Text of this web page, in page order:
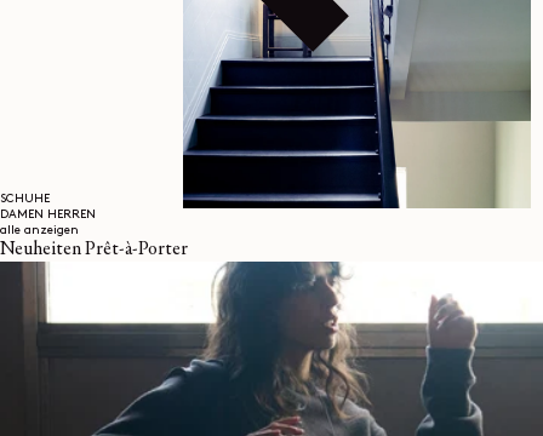
SCHUHE
DAMEN
HERREN
alle anzeigen
Neuheiten Prêt-à-Porter
Möbel der Bossche School, der Wiener Secession
sowie von Enzo Mari und Carla Venosta stehen
neben Stücken aus lokalen Vintage-Märkten, die
von einem Shanghaier Kunsttischler restauriert
wurden. Die Keramikerin Li Qing hat eigens für